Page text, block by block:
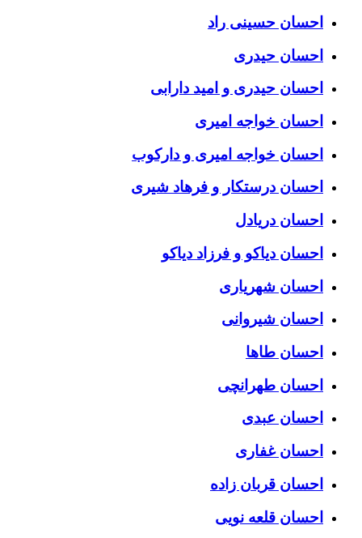
احسان حسینی راد
احسان حیدری
احسان حیدری و امید دارابی
احسان خواجه امیری
احسان خواجه امیری و دارکوب
احسان درستكار و فرهاد شيرى
احسان دریادل
احسان دیاکو و فرزاد دیاکو
احسان شهریاری
احسان شیروانی
احسان طاها
احسان طهرانچی
احسان عبدی
احسان غفاری
احسان قربان زاده
احسان قلعه نویی